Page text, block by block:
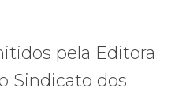
pela Editora
Sindicato dos